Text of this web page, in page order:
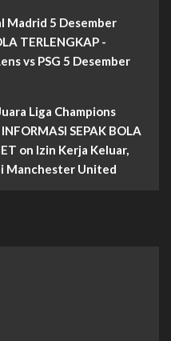
Madrid 5 Desember
TERLENGKAP -
vs PSG 5 Desember
Liga Champions
SEPAK BOLA
on Izin Kerja Keluar,
Manchester United